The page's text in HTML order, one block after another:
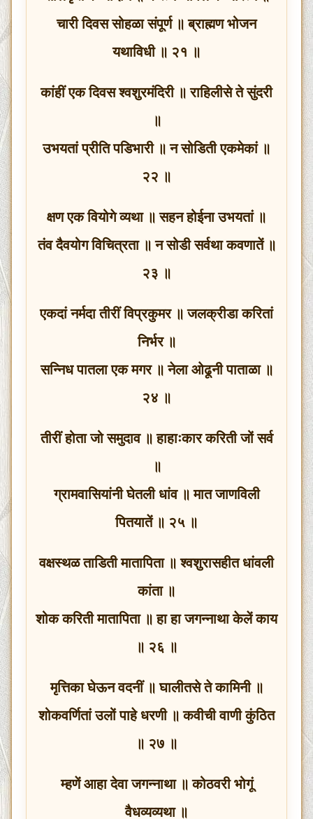
चारी दिवस सोहळा संपूर्ण ॥ ब्राह्मण भोजन
यथाविधी ॥ २१ ॥
कांहीं एक दिवस श्वशुरमंदिरी ॥ राहिलीसे ते सुंदरी
॥
उभयतां प्रीति पडिभारी ॥ न सोडिती एकमेकां ॥
२२ ॥
क्षण एक वियोगे व्यथा ॥ सहन होईना उभयतां ॥
तंव दैवयोग विचित्रता ॥ न सोडी सर्वथा कवणातें ॥
२३ ॥
एकदां नर्मदा तीरीं विप्रकुमर ॥ जलक्रीडा करितां
निर्भर ॥
सन्निध पातला एक मगर ॥ नेला ओढूनी पाताळा ॥
२४ ॥
तीरीं होता जो समुदाव ॥ हाहाःकार करिती जों सर्व
॥
ग्रामवासियांनी घेतली धांव ॥ मात जाणविली
पितयातें ॥ २५ ॥
वक्षस्थळ ताडिती मातापिता ॥ श्वशुरासहीत धांवली
कांता ॥
शोक करिती मातापिता ॥ हा हा जगन्नाथा केलें काय
॥ २६ ॥
मृत्तिका घेऊन वदनीं ॥ घालीतसे ते कामिनी ॥
शोकवर्णितां उलों पाहे धरणी ॥ कवीची वाणी कुंठित
॥ २७ ॥
म्हणें आहा देवा जगन्नाथा ॥ कोठवरी भोगूं
वैधव्यव्यथा ॥